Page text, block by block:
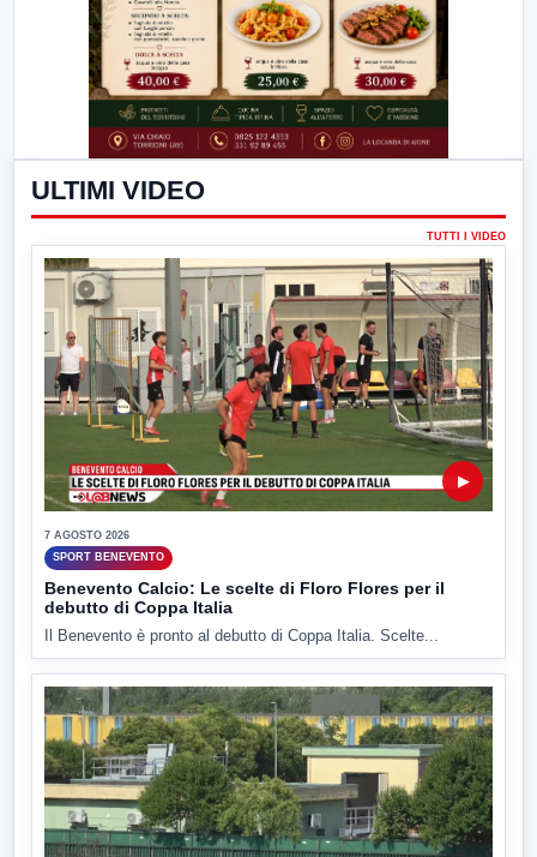
ULTIMI VIDEO
TUTTI I VIDEO
▶
7 AGOSTO 2026
SPORT BENEVENTO
Benevento Calcio: Le scelte di Floro Flores per il
debutto di Coppa Italia
Il Benevento è pronto al debutto di Coppa Italia. Scelte...